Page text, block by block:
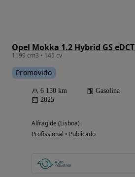
Opel Mokka 1.2 Hybrid GS eDCT
1199 cm3 • 145 cv
Promovido
6 150 km Gasolina
2025
Alfragide (Lisboa)
Profissional • Publicado